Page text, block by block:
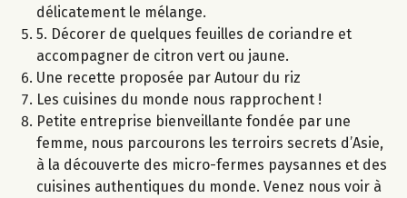
délicatement le mélange.
5. Décorer de quelques feuilles de coriandre et
accompagner de citron vert ou jaune.
Une recette proposée par Autour du riz
Les cuisines du monde nous rapprochent !
Petite entreprise bienveillante fondée par une
femme, nous parcourons les terroirs secrets d’Asie,
à la découverte des micro-fermes paysannes et des
cuisines authentiques du monde. Venez nous voir à